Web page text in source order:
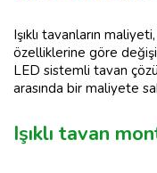
Işıklı tavanların
özelliklerine göre
LED sistemli tavan
arasında bir maliyete
Işıklı tavan